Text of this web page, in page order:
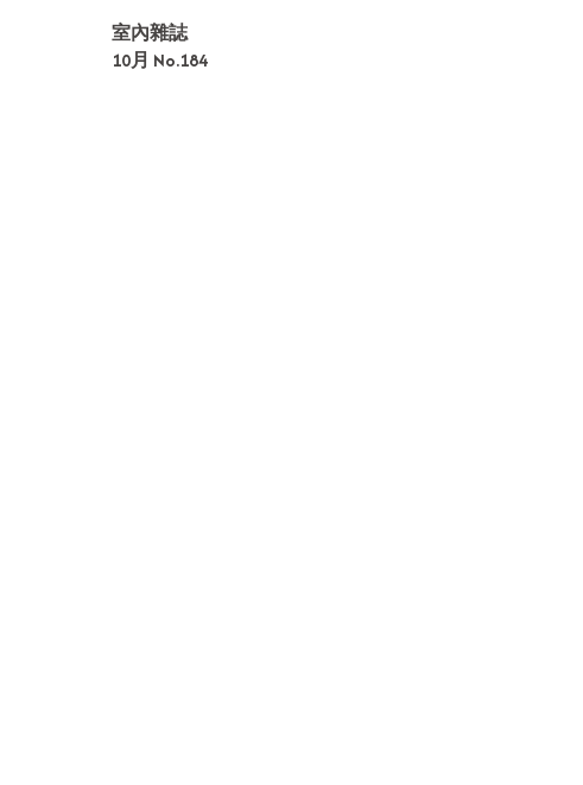
室內雜誌
10月 No.184